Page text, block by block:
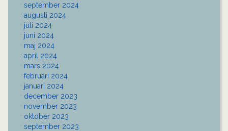
september 2024
augusti 2024
juli 2024
juni 2024
maj 2024
april 2024
mars 2024
februari 2024
januari 2024
december 2023
november 2023
oktober 2023
september 2023